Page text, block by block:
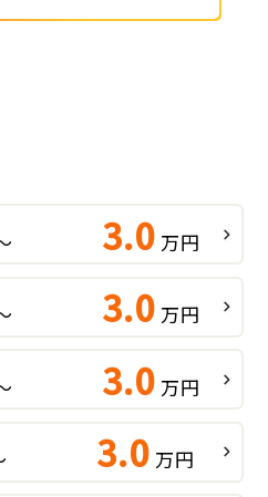
3.0 万円
3.0 万円
3.0 万円
3.0 万円